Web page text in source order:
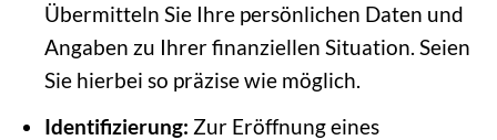
Übermitteln Sie Ihre persönlichen Daten und
Angaben zu Ihrer finanziellen Situation. Seien
Sie hierbei so präzise wie möglich.
Identifizierung: Zur Eröffnung eines